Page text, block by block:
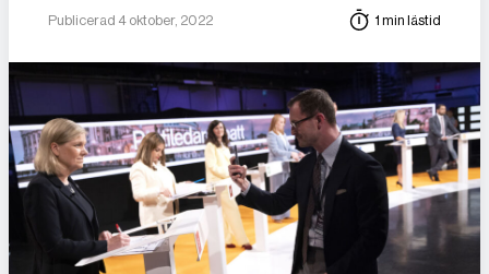
Publicerad 4 oktober, 2022 1 min lästid